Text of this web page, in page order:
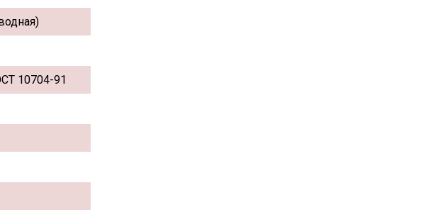
10704-91